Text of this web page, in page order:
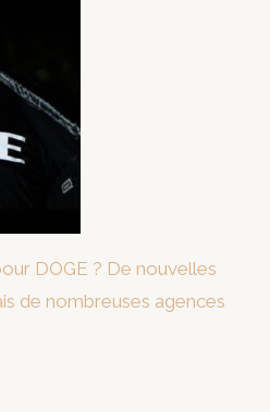
DOGE ? De nouvelles
de nombreuses agences